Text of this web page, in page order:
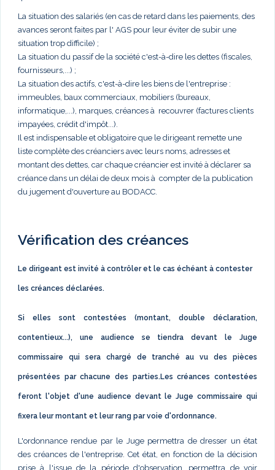
La situation des salariés (en cas de retard dans les paiements, des
avances seront faites par l' AGS pour leur éviter de subir une
situation trop difficile) ;
La situation du passif de la société c'est-à-dire les dettes (fiscales,
fournisseurs,...) ;
La situation des actifs, c'est-à-dire les biens de l'entreprise :
immeubles, baux commerciaux, mobiliers (bureaux,
informatique,...), marques, créances à recouvrer (factures clients
impayées, crédit d'impôt...).
Il est indispensable et obligatoire que le dirigeant remette une
liste complète des créanciers avec leurs noms, adresses et
montant des dettes, car chaque créancier est invité à déclarer sa
créance dans un délai de deux mois à compter de la publication
du jugement d'ouverture au BODACC.
Vérification des créances
Le dirigeant est invité à contrôler et le cas échéant à contester
les créances déclarées.
Si elles sont contestées (montant, double déclaration,
contentieux...), une audience se tiendra devant le Juge
commissaire qui sera chargé de tranché au vu des pièces
présentées par chacune des parties.Les créances contestées
feront l'objet d'une audience devant le Juge commissaire qui
fixera leur montant et leur rang par voie d'ordonnance.
L'ordonnance rendue par le Juge permettra de dresser un état
des créances de l'entreprise. Cet état, en fonction de la décision
prise à l'issue de la période d'observation, permettra de voir